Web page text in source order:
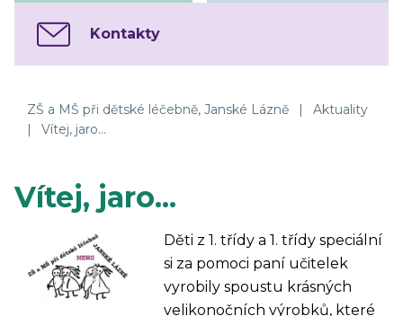
Kontakty
ZŠ a MŠ při dětské léčebně, Janské Lázně |
Aktuality
|
Vítej, jaro...
Vítej, jaro...
Děti z 1. třídy a 1. třídy speciální
si za pomoci paní učitelek
vyrobily spoustu krásných
velikonočních výrobků, které